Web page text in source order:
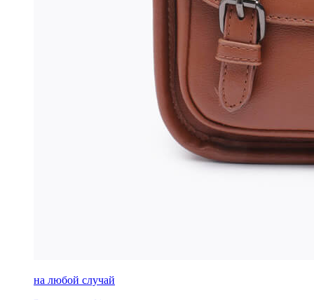
на любой случай